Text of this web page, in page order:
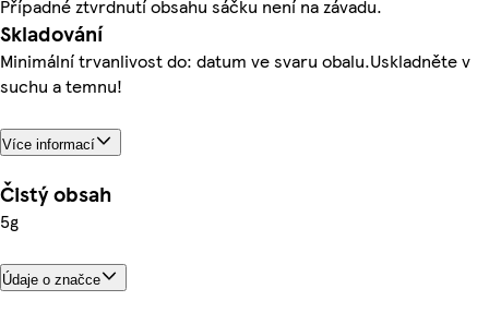
Případné ztvrdnutí obsahu sáčku není na závadu.
Skladování
Minimální trvanlivost do: datum ve svaru obalu.Uskladněte v
suchu a temnu!
Více informací
Čistý obsah
5g
Údaje o značce